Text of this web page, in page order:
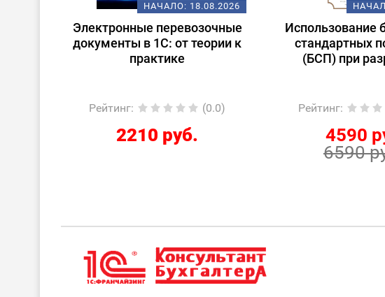
НАЧАЛО: 18.08.2026
Электронные перевозочные
документы в 1С: от теории к
практике
Рейтинг: (0.0)
2210 руб.
Использование
стандартных
(БСП) при
Рейтинг:
4590
6590